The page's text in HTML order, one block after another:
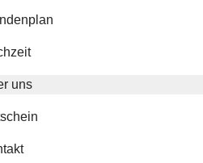
uns